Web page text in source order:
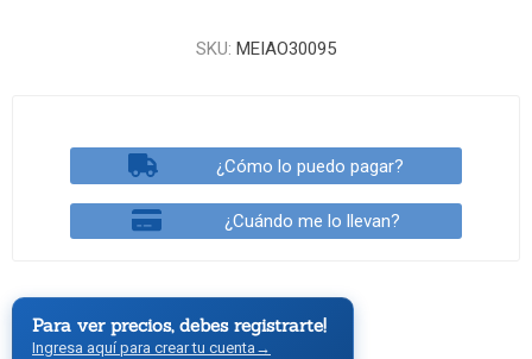
SKU: MEIAO30095
¿Cómo lo puedo pagar?
¿Cuándo me lo llevan?
Para ver precios, debes registrarte!
Ingresa aquí para crear tu cuenta →